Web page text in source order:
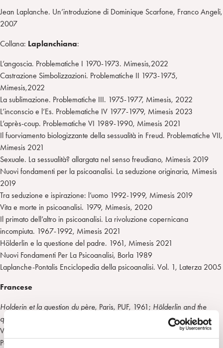
Jean Laplanche. Un’introduzione di Dominique Scarfone, Franco Angeli,
2007
Collana: Laplanchiana:
L’angoscia. Problematiche I 1970-1973. Mimesis,2022
Castrazione Simbolizzazioni. Problematiche II 1973-1975,
Mimesis,2022
La sublimazione. Problematiche III. 1975-1977, Mimesis, 2022
L’inconscio e l’Es. Problematiche IV 1977-1979, Mimesis 2023
L’après-coup. Problematiche VI 1989-1990, Mimesis 2021
Il fuorviamento biologizzante della sessualità in Freud. Problematiche VII,
Mimesis 2021
Sexuale. La sessualità? allargata nel senso freudiano, Mimesis 2019
Nuovi fondamenti per la psicoanalisi. La seduzione originaria, Mimesis
2019
Tra seduzione e ispirazione: l’uomo 1992-1999, Mimesis 2019
Vita e morte in psicoanalisi. 1979, Mimesis, 2020
Il primato dell’altro in psicoanalisi. La rivoluzione copernicana
incompiuta. 1967-1992, Mimesis 2021
Hölderlin e la questione del padre. 1961, Mimesis 2021
Nuovi Fondamenti Per La Psicoanalisi, Borla 1989
Laplanche-Pontalis Enciclopedia della psicoanalisi. Vol. 1, Laterza 2005
Francese
Holderin et la question du père, Paris, PUF, 1961; Hölderlin and the
question of the father
, Victoria, ELS Editions n° 97, 2007,
Vocabulaire de la psychanalyse (The Language of Psycho-Analysis),
Paris, PUF, 1967 (con J-B Pontalis).